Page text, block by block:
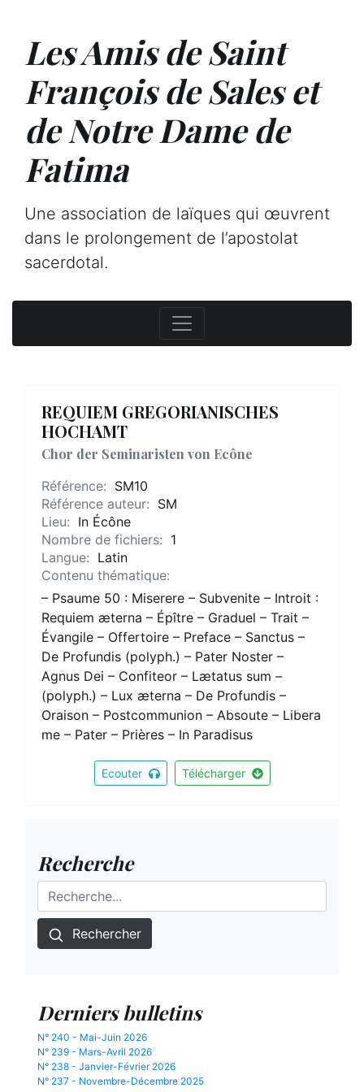
Les Amis de Saint
François de Sales et
de Notre Dame de
Fatima
Une association de laïques qui œuvrent
dans le prolongement de l’apostolat
sacerdotal.
REQUIEM GREGORIANISCHES
HOCHAMT
Chor der Seminaristen von Ecône
Référence: SM10
Référence auteur: SM
Lieu: In Écône
Nombre de fichiers: 1
Langue: Latin
Contenu thématique:
– Psaume 50 : Miserere – Subvenite – Introit :
Requiem æterna – Épître – Graduel – Trait –
Évangile – Offertoire – Preface – Sanctus –
De Profundis (polyph.) – Pater Noster –
Agnus Dei – Confiteor – Lætatus sum –
(polyph.) – Lux æterna – De Profundis –
Oraison – Postcommunion – Absoute – Libera
me – Pater – Prières – In Paradisus
Ecouter Télécharger
Recherche
Rechercher
Derniers bulletins
N° 240 - Mai-Juin 2026
N° 239 - Mars-Avril 2026
N° 238 - Janvier-Février 2026
N° 237 - Novembre-Décembre 2025